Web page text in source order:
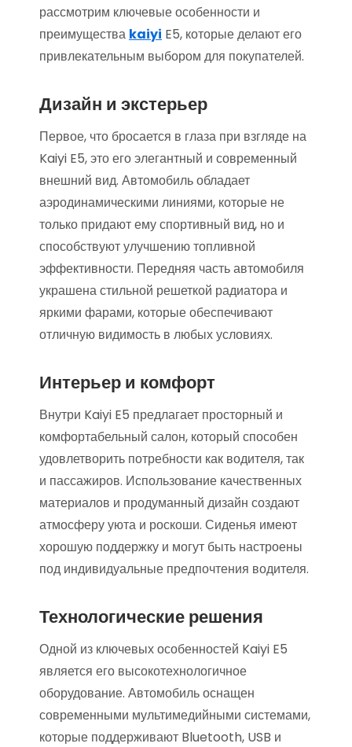
рассмотрим ключевые особенности и
преимущества kaiyi E5, которые делают его
привлекательным выбором для покупателей.
Дизайн и экстерьер
Первое, что бросается в глаза при взгляде на
Kaiyi E5, это его элегантный и современный
внешний вид. Автомобиль обладает
аэродинамическими линиями, которые не
только придают ему спортивный вид, но и
способствуют улучшению топливной
эффективности. Передняя часть автомобиля
украшена стильной решеткой радиатора и
яркими фарами, которые обеспечивают
отличную видимость в любых условиях.
Интерьер и комфорт
Внутри Kaiyi E5 предлагает просторный и
комфортабельный салон, который способен
удовлетворить потребности как водителя, так
и пассажиров. Использование качественных
материалов и продуманный дизайн создают
атмосферу уюта и роскоши. Сиденья имеют
хорошую поддержку и могут быть настроены
под индивидуальные предпочтения водителя.
Технологические решения
Одной из ключевых особенностей Kaiyi E5
является его высокотехнологичное
оборудование. Автомобиль оснащен
современными мультимедийными системами,
которые поддерживают Bluetooth, USB и